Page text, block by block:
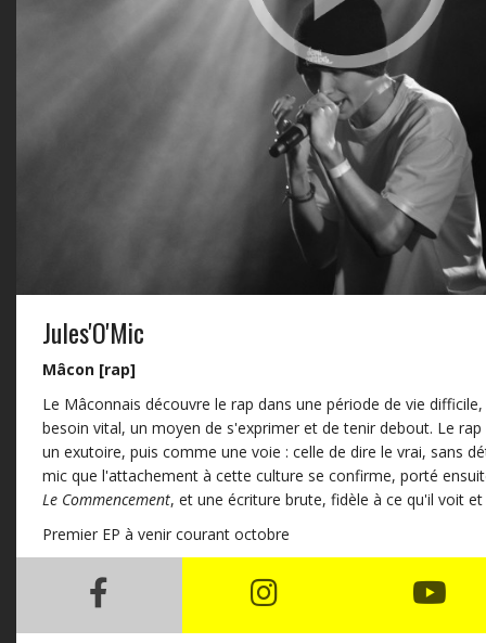
Jules'O'Mic
Mâcon [rap]
Le Mâconnais découvre le rap dans une période de vie
besoin vital, un moyen de s'exprimer et de tenir debout. Le
un exutoire, puis comme une voie : celle de dire le vrai, sans
mic que l'attachement à cette culture se confirme, porté
Le Commencement, et une écriture brute, fidèle à ce qu'il voit
Premier EP à venir courant octobre